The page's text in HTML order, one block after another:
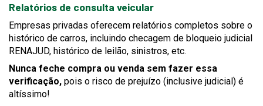
Relatórios de consulta veicular
Empresas privadas oferecem relatórios completos sobre o
histórico de carros, incluindo checagem de bloqueio judicial
RENAJUD, histórico de leilão, sinistros, etc.
Nunca feche compra ou venda sem fazer essa
verificação, pois o risco de prejuízo (inclusive judicial) é
altíssimo!